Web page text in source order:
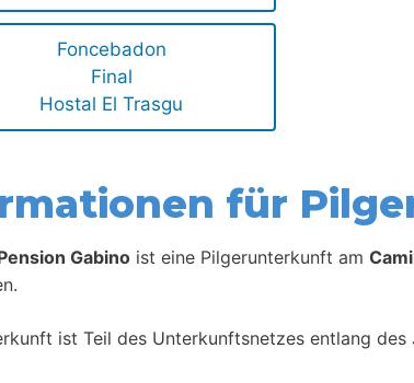
Foncebadon
Final
Hostal El Trasgu
für
Gabino ist eine Pilgerunterkunft am
ist Teil des Unterkunftsnetzes entlang